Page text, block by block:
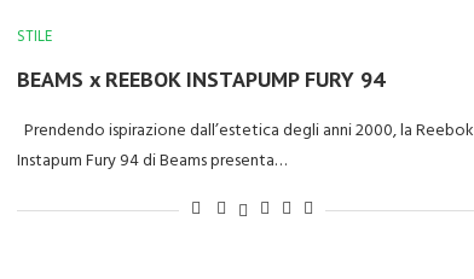
STILE
BEAMS x REEBOK INSTAPUMP FURY 94
Prendendo ispirazione dall’estetica degli anni 2000, la Reebok
Instapum Fury 94 di Beams presenta…